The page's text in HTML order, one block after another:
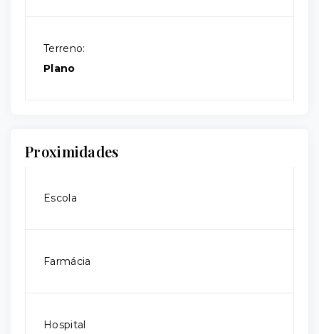
Terreno:
Plano
Proximidades
Escola
Farmácia
Hospital